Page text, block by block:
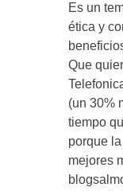
Es un
ética y
Que
(un 30%
tiempo
porque
mejores